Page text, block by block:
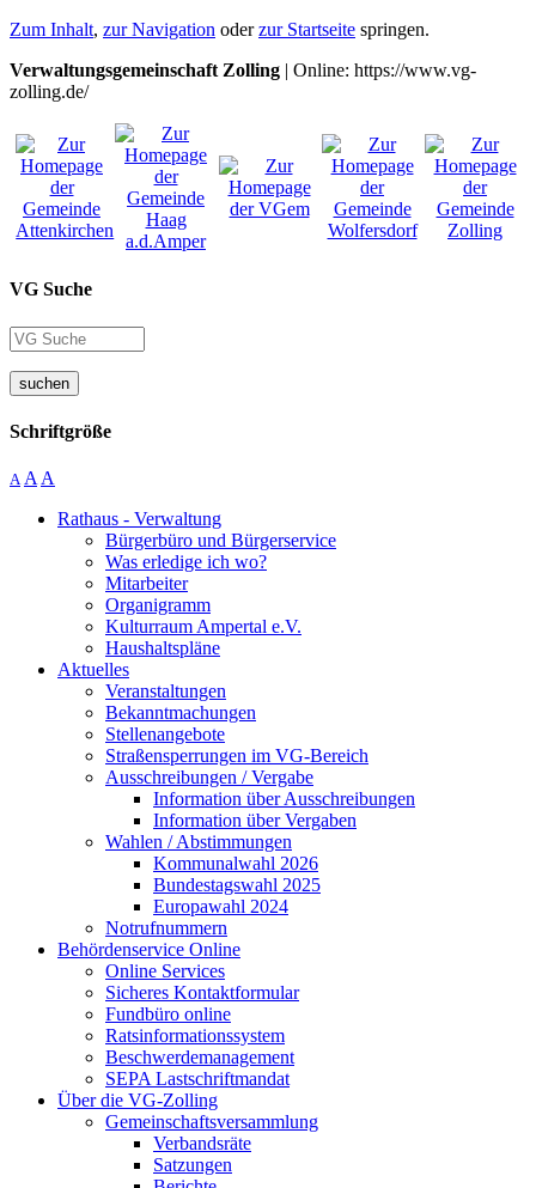
Zum Inhalt, zur Navigation oderzur Startseite springen.
Verwaltungsgemeinschaft Zolling | Online: https://www.vg-
zolling.de/
VG Suche
suchen
Schriftgröße
A A A
Rathaus - Verwaltung
Bürgerbüro und Bürgerservice
Was erledige ich wo?
Mitarbeiter
Organigramm
Kulturraum Ampertal e.V.
Haushaltspläne
Aktuelles
Veranstaltungen
Bekanntmachungen
Stellenangebote
Straßensperrungen im VG-Bereich
Ausschreibungen / Vergabe
Information über Ausschreibungen
Information über Vergaben
Wahlen / Abstimmungen
Kommunalwahl 2026
Bundestagswahl 2025
Europawahl 2024
Notrufnummern
Behördenservice Online
Online Services
Sicheres Kontaktformular
Fundbüro online
Ratsinformationssystem
Beschwerdemanagement
SEPA Lastschriftmandat
Über die VG-Zolling
Gemeinschaftsversammlung
Verbandsräte
Satzungen